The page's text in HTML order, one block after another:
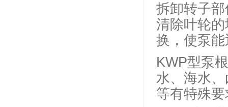
拆卸转子
清除叶轮
换，使泵
KWP型泵
水、海水
等有特殊